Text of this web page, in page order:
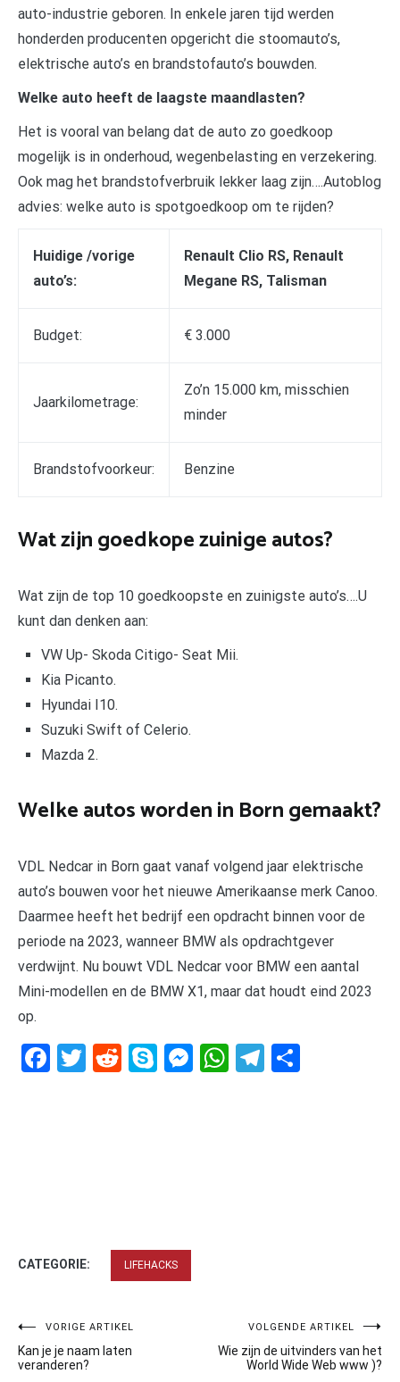
auto-industrie geboren. In enkele jaren tijd werden
honderden producenten opgericht die stoomauto’s,
elektrische auto’s en brandstofauto’s bouwden.
Welke auto heeft de laagste maandlasten?
Het is vooral van belang dat de auto zo goedkoop
mogelijk is in onderhoud, wegenbelasting en verzekering.
Ook mag het brandstofverbruik lekker laag zijn….Autoblog
advies: welke auto is spotgoedkoop om te rijden?
Huidige /vorige
auto’s:
Renault Clio RS, Renault
Megane RS, Talisman
Budget: € 3.000
Jaarkilometrage:
Zo’n 15.000 km, misschien
minder
Brandstofvoorkeur: Benzine
Wat zijn goedkope zuinige autos?
Wat zijn de top 10 goedkoopste en zuinigste auto’s….U
kunt dan denken aan:
VW Up- Skoda Citigo- Seat Mii.
Kia Picanto.
Hyundai I10.
Suzuki Swift of Celerio.
Mazda 2.
Welke autos worden in Born gemaakt?
VDL Nedcar in Born gaat vanaf volgend jaar elektrische
auto’s bouwen voor het nieuwe Amerikaanse merk Canoo.
Daarmee heeft het bedrijf een opdracht binnen voor de
periode na 2023, wanneer BMW als opdrachtgever
verdwijnt. Nu bouwt VDL Nedcar voor BMW een aantal
Mini-modellen en de BMW X1, maar dat houdt eind 2023
op.
Facebook
Twitter
RedditSkypeMessenger
WhatsApp
Telegram
CATEGORIE: LIFEHACKS
Bericht
navigatie
VORIGE ARTIKEL
Kan je je naam laten
veranderen?
VOLGENDE ARTIKEL
Wie zijn de uitvinders van het
World Wide Web www )?